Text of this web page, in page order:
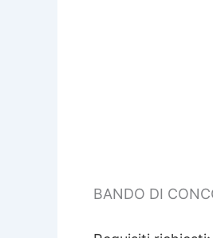
BANDO DI